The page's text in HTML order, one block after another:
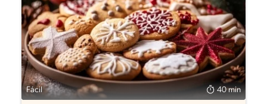
Fácil 40 min